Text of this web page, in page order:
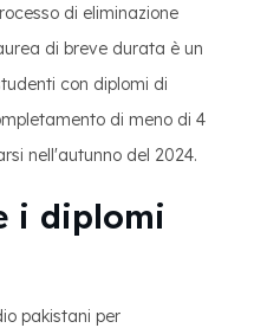
di eliminazione
di breve durata è un
con diplomi di
di meno di 4
nell'autunno del 2024.
i diplomi
pakistani per